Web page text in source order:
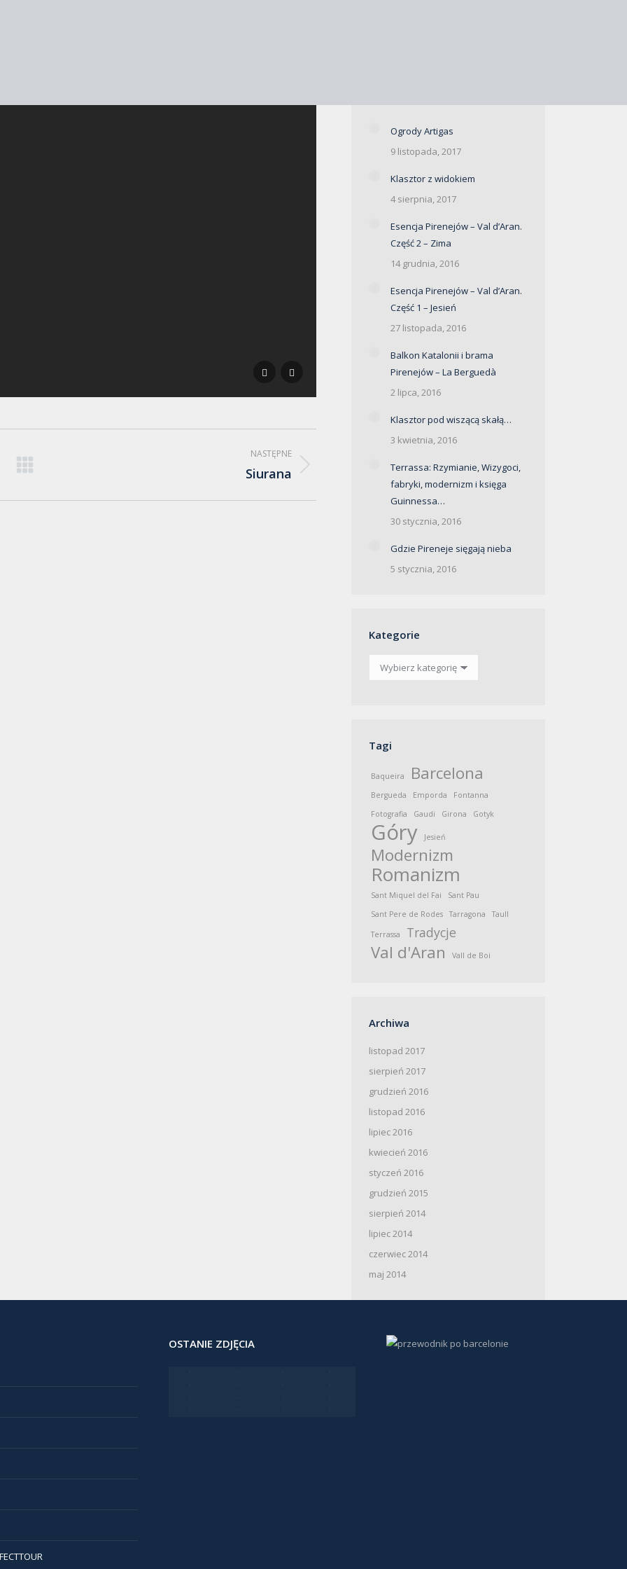
NASTĘPNE
Siurana
Ogrody Artigas
9 listopada, 2017
Klasztor z widokiem
4 sierpnia, 2017
Esencja Pirenejów – Val d’Aran.
Część 2 – Zima
14 grudnia, 2016
Esencja Pirenejów – Val d’Aran.
Część 1 – Jesień
27 listopada, 2016
Balkon Katalonii i brama
Pirenejów – La Berguedà
2 lipca, 2016
Klasztor pod wiszącą skałą…
3 kwietnia, 2016
Terrassa: Rzymianie, Wizygoci,
fabryki, modernizm i księga
Guinnessa…
30 stycznia, 2016
Gdzie Pireneje sięgają nieba
5 stycznia, 2016
Kategorie
Kategorie
Tagi
Baqueira Barcelona
Bergueda Emporda
Fontanna
Fotografia
Gaudi Girona Gotyk
Góry Jesień
Modernizm
Romanizm
Sant Miquel del Fai
Sant Pau
Sant Pere de Rodes
Tarragona Taull
Terrassa Tradycje
Val d'Aran Vall de Boi
Archiwa
listopad 2017
sierpień 2017
grudzień 2016
listopad 2016
lipiec 2016
kwiecień 2016
styczeń 2016
grudzień 2015
sierpień 2014
lipiec 2014
czerwiec 2014
maj 2014
OSTANIE ZDJĘCIA